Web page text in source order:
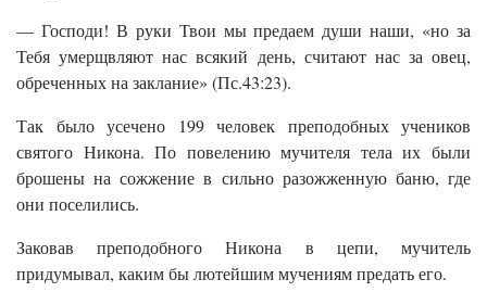
— Господи! В руки Твои мы предаем души наши, «но за
Тебя умерщвляют нас всякий день, считают нас за овец,
обреченных на заклание» (Пс.43:23).
Так было усечено 199 человек преподобных учеников
святого Никона. По повелению мучителя тела их были
брошены на сожжение в сильно разожженную баню, где
они поселились.
Заковав преподобного Никона в цепи, мучитель
придумывал, каким бы лютейшим мучениям предать его.